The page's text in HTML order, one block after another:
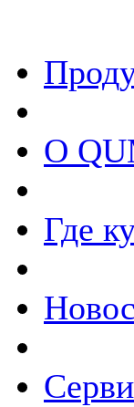
О
Где